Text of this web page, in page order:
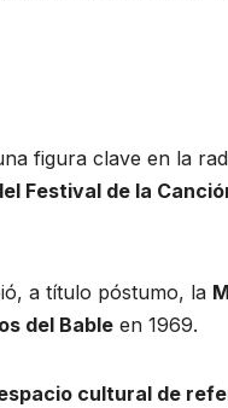
figura clave en la
Festival de la
a título póstumo, la
del Bable en 1969.
cultural de